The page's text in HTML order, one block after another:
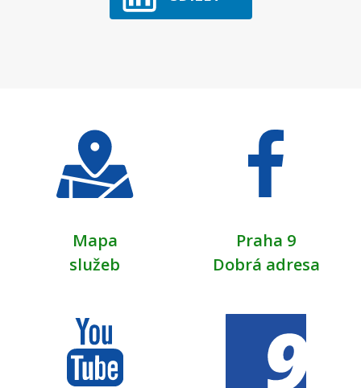
Mapa
služeb
Praha 9
Dobrá adresa